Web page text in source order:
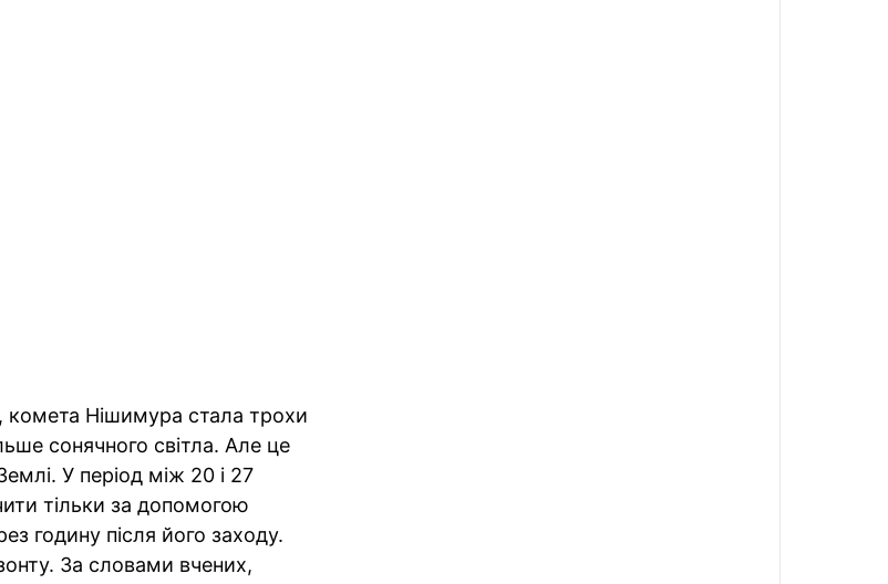
комета Нішимура стала трохи
сонячного світла. Але це
У період між 20 і 27
тільки за допомогою
годину після його заходу.
За словами вчених,